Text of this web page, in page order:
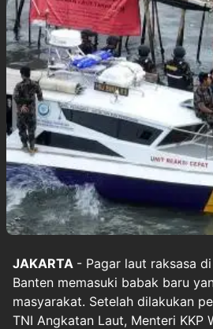
JAKARTA - Pagar laut raksasa
Banten memasuki babak baru
masyarakat. Setelah dilakukan
TNI Angkatan Laut, Menteri KKP